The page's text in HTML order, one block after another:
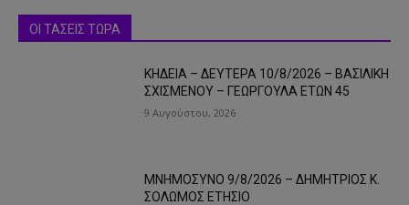
ΟΙ ΤΑΣΕΙΣ ΤΩΡΑ
ΚΗΔΕΙΑ – ΔΕΥΤΕΡΑ 10/8/2026 – ΒΑΣΙΛΙΚΗ
ΣΧΙΣΜΕΝΟΥ – ΓΕΩΡΓΟΥΛΑ ΕΤΩΝ 45
9 Αυγούστου, 2026
ΜΝΗΜΟΣΥΝΟ 9/8/2026 – ΔΗΜΗΤΡΙΟΣ Κ.
ΣΟΛΩΜΟΣ ΕΤΗΣΙΟ